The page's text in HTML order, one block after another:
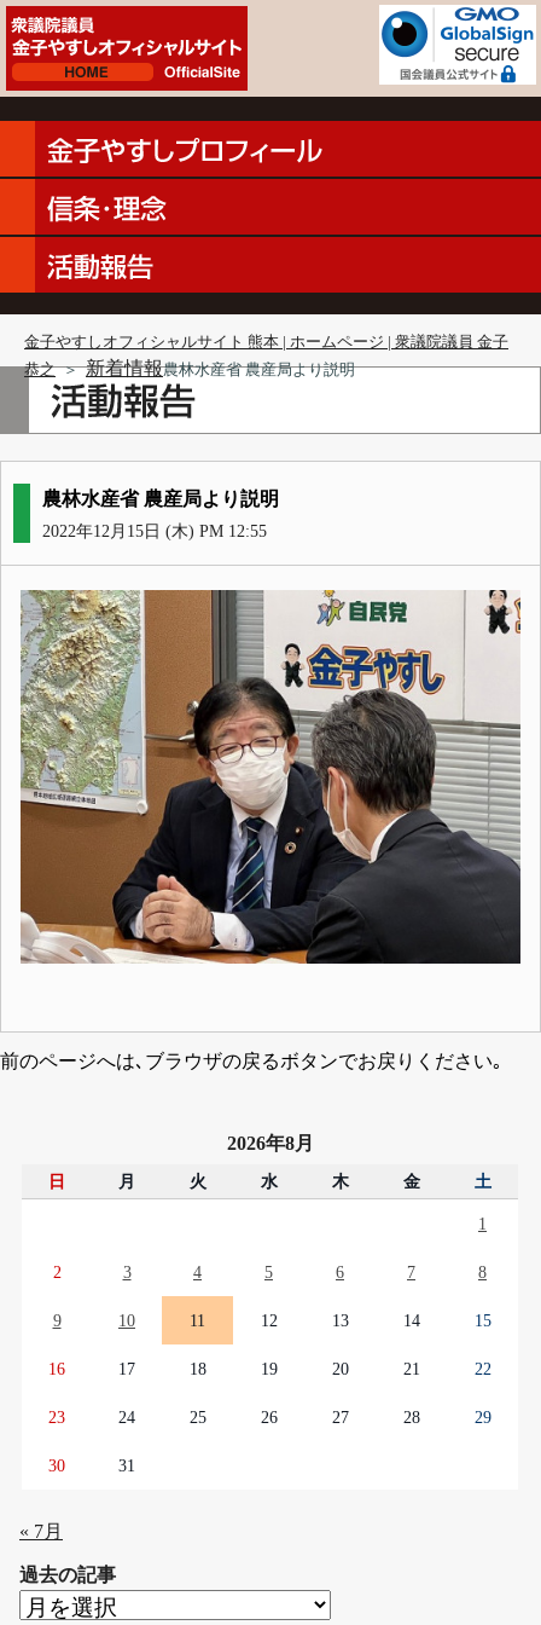
金子やすしオフィシャルサイト 熊本 | ホームページ | 衆議院議員 金子
恭之 ＞ 新着情報農林水産省 農産局より説明
農林水産省 農産局より説明
2022年12月15日 (木) PM 12:55
前のページへは､ブラウザの戻るボタンでお戻りください｡
2026年8月
日 月 火 水 木 金 土
1
2 3 4 5 6 7 8
9 10 11 12 13 14 15
16 17 18 19 20 21 22
23 24 25 26 27 28 29
30 31
« 7月
過去の記事
過